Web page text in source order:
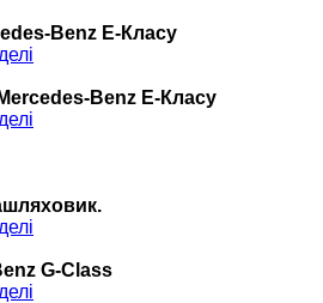
Benz Е-Класу
Benz E-Класу
G-Class